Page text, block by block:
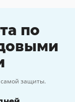
по
самой защиты.